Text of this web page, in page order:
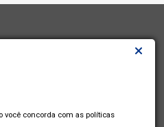
você concorda com as políticas